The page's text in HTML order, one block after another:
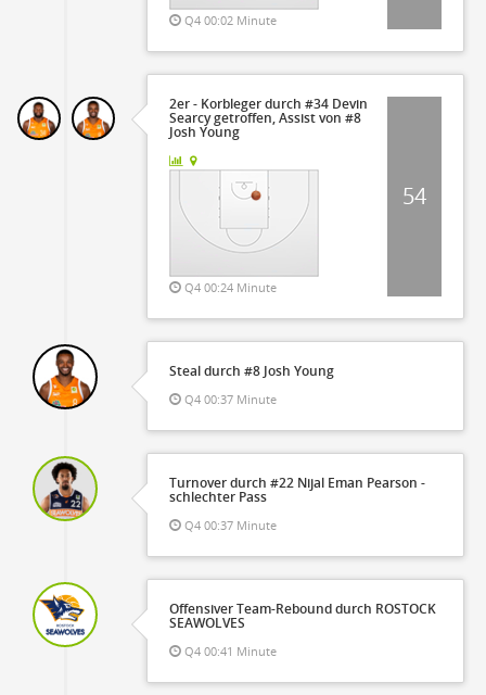
Q4 00:02 Minute
2er - Korbleger durch #34 Devin
Searcy getroffen, Assist von #8
Josh Young
Q4 00:24 Minute
54
Steal durch #8 Josh Young
Q4 00:37 Minute
Turnover durch #22 Nijal Eman Pearson -
schlechter Pass
Q4 00:37 Minute
Offensiver Team-Rebound durch ROSTOCK
SEAWOLVES
Q4 00:41 Minute